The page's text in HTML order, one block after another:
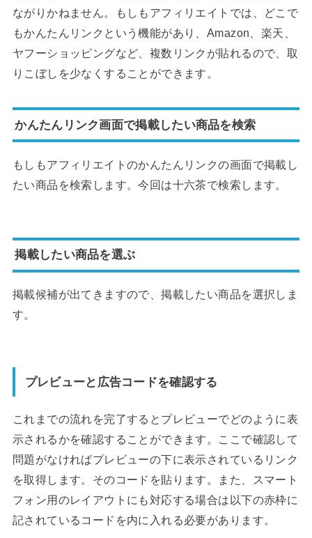
ながりかねません。もしもアフィリエイトでは、どこで
もかんたんリンクという機能があり、Amazon、楽天、
ヤフーショッピングなど、複数リンクが貼れるので、取
りこぼしを少なくすることができます。
かんたんリンク画面で掲載したい商品を検索
もしもアフィリエイトのかんたんリンクの画面で掲載し
たい商品を検索します。今回は十六茶で検索します。
掲載したい商品を選ぶ
掲載候補が出てきますので、掲載したい商品を選択しま
す。
プレビューと広告コードを確認する
これまでの流れを完了するとプレビューでどのように表
示されるかを確認することができます。ここで確認して
問題がなければプレビューの下に表示されているリンク
を取得します。そのコードを貼ります。また、スマート
フォン用のレイアウトにも対応する場合は以下の赤枠に
記されているコードを内に入れる必要があります。